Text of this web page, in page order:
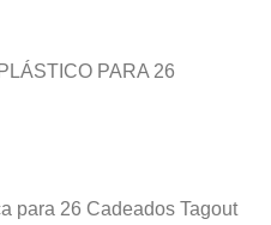
PARA 26
para 26 Cadeados Tagout